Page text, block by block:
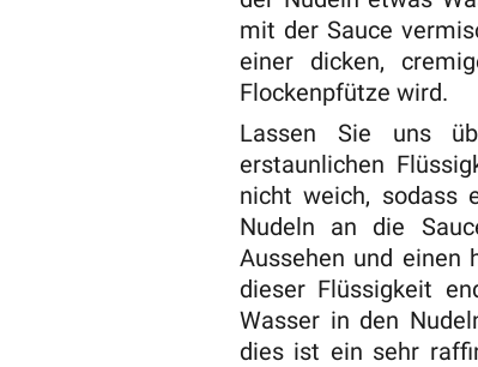
mit der Sauce
einer dicken,
Flockenpfütze wird.
Lassen Sie uns
erstaunlichen
nicht weich, sodass
Nudeln an die
Aussehen und einen
dieser Flüssigkeit
Wasser in den
dies ist ein sehr